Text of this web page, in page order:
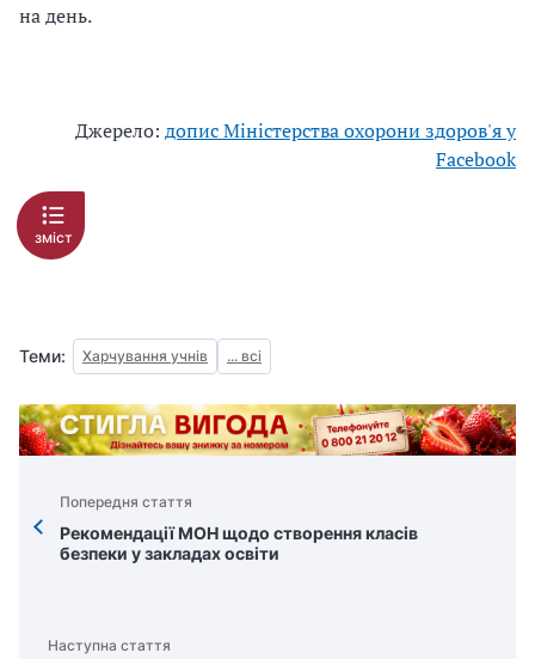
на день.
Джерело: допис Міністерства охорони здоров'я у
Facebook
зміст
Теми: Харчування учнів ... всі
Попередня стаття
Рекомендації МОН щодо створення класів
безпеки у закладах освіти
Наступна стаття